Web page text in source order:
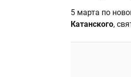
5 марта по
Катанского,